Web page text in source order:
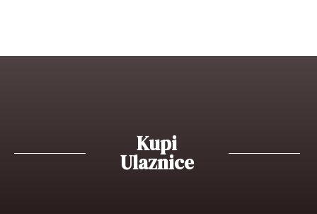
Kupi
Ulaznice